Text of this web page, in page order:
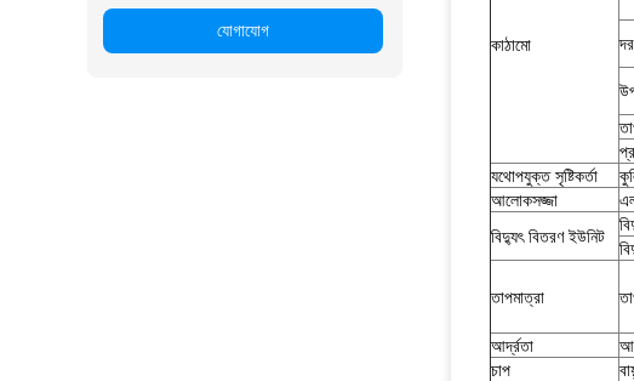
যোগাযোগ
কাঠামো
যথোপযুক্ত সৃষ্টিকর্তা
আলোকসজ্জা
বিদ্যুৎ বিতরণ ইউনিট
তাপমাত্রা
আর্দ্রতা
চাপ